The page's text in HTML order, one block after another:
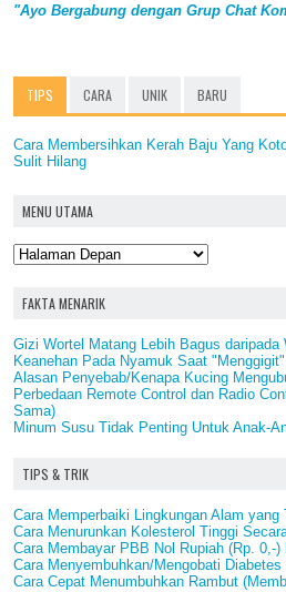
"Ayo Bergabung dengan Grup Chat
TIPS CARA UNIK BARU
Cara Membersihkan Kerah Baju Yang
Sulit Hilang
MENU UTAMA
FAKTA MENARIK
Gizi Wortel Matang Lebih Bagus daripada
Keanehan Pada Nyamuk Saat
Alasan Penyebab/Kenapa Kucing
Perbedaan Remote Control dan Radio
Sama)
Minum Susu Tidak Penting Untuk Anak-
TIPS & TRIK
Cara Memperbaiki Lingkungan Alam
Cara Menurunkan Kolesterol Tinggi
Cara Membayar PBB Nol Rupiah (Rp. 0,-
Cara Menyembuhkan/Mengobati
Cara Cepat Menumbuhkan Rambut